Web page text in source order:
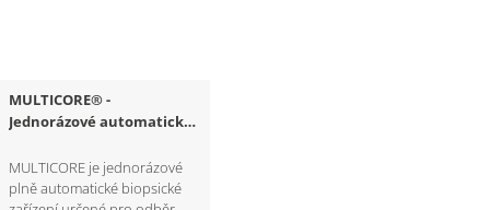
MULTICORE® -
Jednorázové automatické
měkkých tkání
MULTICORE je jednorázové
plně automatické biopsické